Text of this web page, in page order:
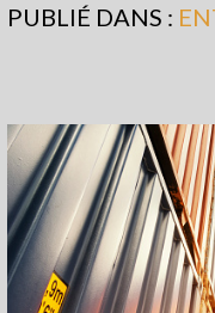
PUBLIÉ DANS :